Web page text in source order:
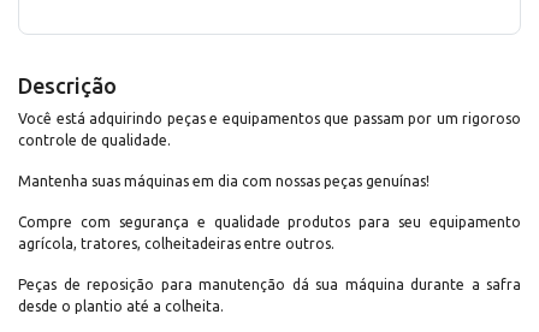
Descrição
Você está adquirindo peças e equipamentos que passam por um rigoroso
controle de qualidade.
Mantenha suas máquinas em dia com nossas peças genuínas!
Compre com segurança e qualidade produtos para seu equipamento
agrícola, tratores, colheitadeiras entre outros.
Peças de reposição para manutenção dá sua máquina durante a safra
desde o plantio até a colheita.